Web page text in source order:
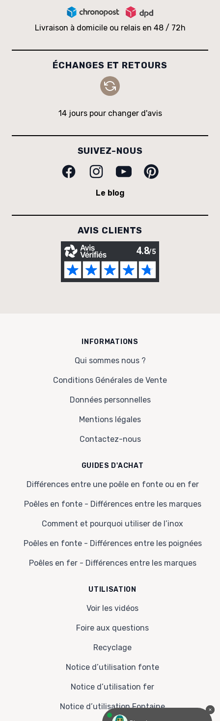
Livraison à domicile ou relais en 48 / 72h
ÉCHANGES ET RETOURS
14 jours pour changer d'avis
SUIVEZ-NOUS
FacebookInstagramYoutubePinterest
Le blog
AVIS CLIENTS
INFORMATIONS
Qui sommes nous ?
Conditions Générales de Vente
Données personnelles
Mentions légales
Contactez-nous
GUIDES D'ACHAT
Différences entre une poêle en fonte ou en fer
Poêles en fonte - Différences entre les marques
Comment et pourquoi utiliser de l’inox
Poêles en fonte - Différences entre les poignées
Poêles en fer - Différences entre les marques
UTILISATION
Voir les vidéos
Foire aux questions
Recyclage
Notice d’utilisation fonte
Notice d’utilisation fer
Notice d’utilisation Fontaine